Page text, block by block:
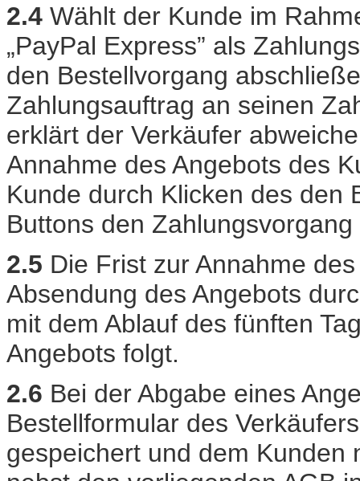
2.4 Wählt der Kunde im
„PayPal Express” als
den Bestellvorgang
Zahlungsauftrag an seinen
erklärt der Verkäufer
Annahme des Angebots des
Kunde durch Klicken des den
Buttons den
2.5 Die Frist zur Annahme
Absendung des Angebots
mit dem Ablauf des fünften
Angebots folgt.
2.6 Bei der Abgabe eines
Bestellformular des
gespeichert und dem Kunden